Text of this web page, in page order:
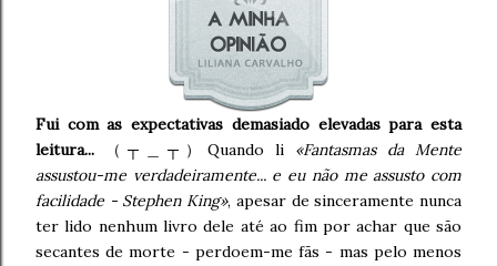
Fui com as expectativas demasiado elevadas para esta
leitura...
（┬＿┬）Quando li «Fantasmas da Mente
assustou-me verdadeiramente... e eu não me assusto com
facilidade - Stephen King», apesar de sinceramente nunca
ter lido nenhum livro dele até ao fim por achar que são
secantes de morte - perdoem-me fãs - mas pelo menos